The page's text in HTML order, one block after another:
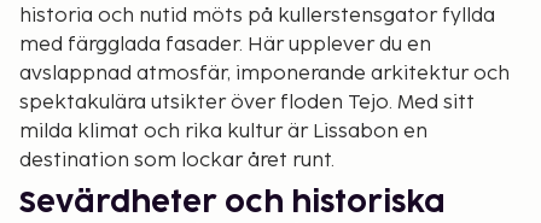
historia och nutid möts på kullerstensgator fyllda
med färgglada fasader. Här upplever du en
avslappnad atmosfär, imponerande arkitektur och
spektakulära utsikter över floden Tejo. Med sitt
milda klimat och rika kultur är Lissabon en
destination som lockar året runt.
Sevärdheter och historiska